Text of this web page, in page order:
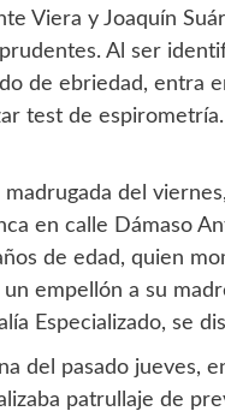
Viera y Joaquín
Al ser
de ebriedad, entra
test de
madrugada del
en calle Dámaso
de edad, quien
empellón a su
Especializado, se
del pasado jueves,
patrullaje de